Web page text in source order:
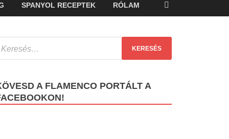
SPANYOL RECEPTEK RÓLAM
A FLAMENCO PORTÁLT A